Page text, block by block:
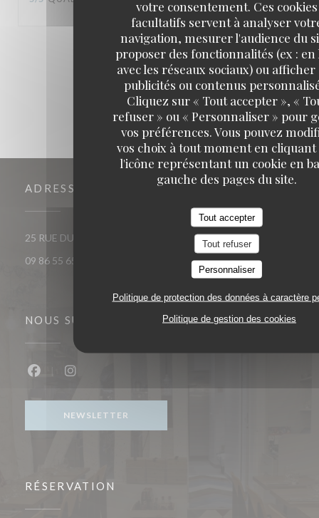
votre consentement. Ces cookies
facultatifs servent à analyser
navigation, mesurer l'audience du
proposer des fonctionnalités (ex : en
avec les réseaux sociaux) ou afficher
publicités ou contenus
Cliquez sur « Tout accepter », «
refuser » ou « Personnaliser » pour
vos préférences. Vous pouvez
vos choix à tout moment en
l'icône représentant un cookie en
gauche des pages du site.
Tout accepter
Tout refuser
Personnaliser
Politique de protection des données à caractère
Politique de gestion des cookies
1 2 3
ADRESSE
25 RUE DU ROI DE SICILE 75004 PARIS((ouvre une nouvelle
09 86 55 65 65
NOUS SUIVRE
NEWSLETTER
RÉSERVATION